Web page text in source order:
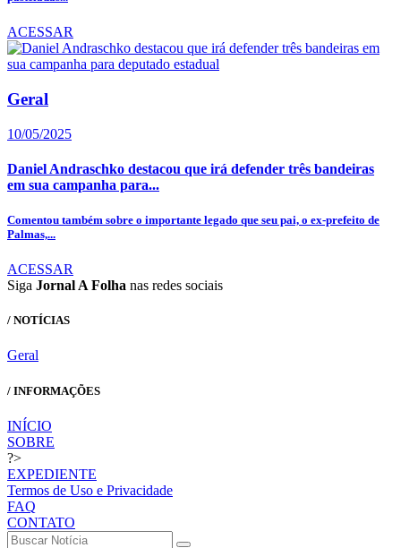
ACESSAR
Geral
10/05/2025
Daniel Andraschko destacou que irá defender três bandeiras
em sua campanha para...
Comentou também sobre o importante legado que seu pai, o ex-prefeito de
Palmas,...
ACESSAR
Siga Jornal A Folha nas redes sociais
/ NOTÍCIAS
Geral
/ INFORMAÇÕES
INÍCIO
SOBRE
?>
EXPEDIENTE
Termos de Uso e Privacidade
FAQ
CONTATO